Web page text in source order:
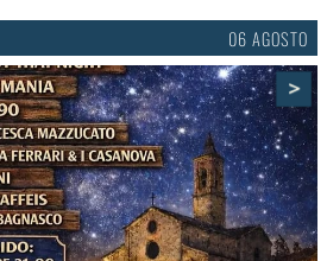
03 AGOSTO
>